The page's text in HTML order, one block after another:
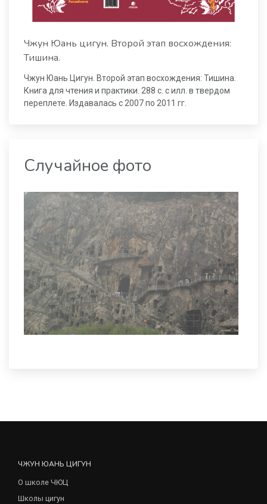
Чжун Юань цигун. Второй этап восхождения:
Тишина.
Чжун Юань Цигун. Второй этап восхождения: Тишина.
Книга для чтения и практики. 288 с. с илл. в твердом
переплете. Издавалась с 2007 по 2011 гг.
Случайное фото
ЧЖУН ЮАНЬ ЦИГУН
О школе ЧЮЦ
Школы цигун